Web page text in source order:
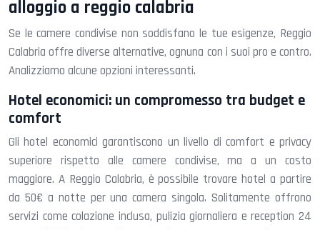
alloggio a reggio calabria
Se le camere condivise non soddisfano le tue esigenze, Reggio
Calabria offre diverse alternative, ognuna con i suoi pro e contro.
Analizziamo alcune opzioni interessanti.
Hotel economici: un compromesso tra budget e
comfort
Gli hotel economici garantiscono un livello di comfort e privacy
superiore rispetto alle camere condivise, ma a un costo
maggiore. A Reggio Calabria, è possibile trovare hotel a partire
da 50€ a notte per una camera singola. Solitamente offrono
servizi come colazione inclusa, pulizia giornaliera e reception 24